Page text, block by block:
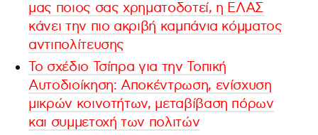
μας ποιος σας χρηματοδοτεί, η ΕΛΑΣ
κάνει την πιο ακριβή καμπάνια κόμματος
αντιπολίτευσης
Το σχέδιο Τσίπρα για την Τοπική
Αυτοδιοίκηση: Αποκέντρωση, ενίσχυση
μικρών κοινοτήτων, μεταβίβαση πόρων
και συμμετοχή των πολιτών